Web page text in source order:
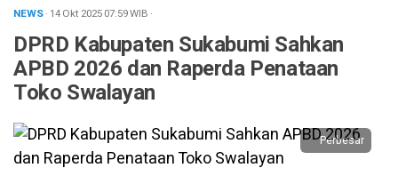
NEWS· 14 Okt 202507:59WIB ·
DPRD Kabupaten Sukabumi Sahkan
APBD 2026 dan Raperda Penataan
Toko Swalayan
Perbesar